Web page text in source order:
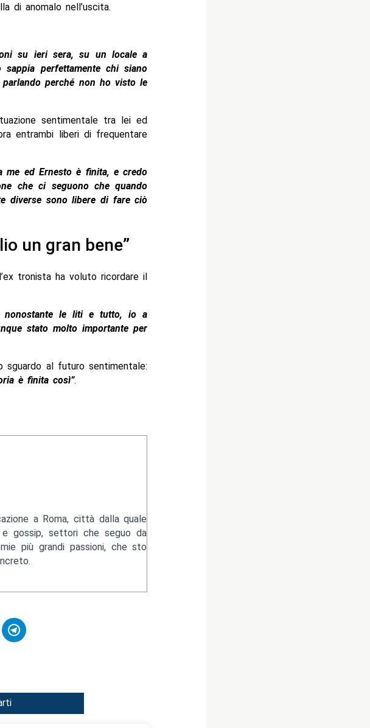
di anomalo nell’uscita.
su ieri sera, su un locale a
perfettamente chi siano
perché non ho visto le
sentimentale tra lei ed
entrambi liberi di frequentare
me ed Ernesto è finita, e credo
che ci seguono che quando
diverse sono libere di fare ciò
un gran bene”
tronista ha voluto ricordare il
nonostante le liti e tutto, io a
stato molto importante per
sguardo al futuro sentimentale:
è finita così”.
a Roma, città dalla quale
e gossip, settori che seguo da
più grandi passioni, che sto